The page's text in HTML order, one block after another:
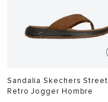
Sandalia Skechers Street
Retro Jogger Hombre